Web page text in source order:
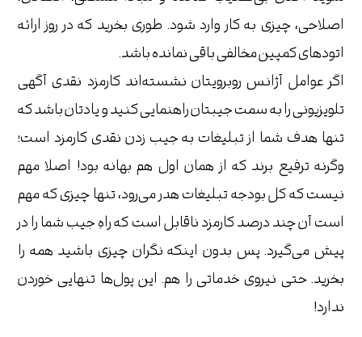
اصلاحی، چیزی به کار وارد شود. طوری بخرید که در روز ارائه
اتودهای کمپین مخالفی باقی نمانده باشد.
اگر عوامل آژانس روبرویتان نشسته‌اند کارمزد نقدی آگهی
تلویزیونی را به سمت جیبتان راهنمایی کنید و یادتان باشد که
تنها هدف شما از تبلیغات به جیب زدن نقدی کارمزد است؛
وگرنه ترفیع برند که از همان اول هم بهانه بود! اصلا مهم
نیست که کل بودجه تبلیغات هدر می‌رود، تنها چیزی که مهم
است آن چند درصد کارمزد ناقابل است که راهِ جیب شما را در
پیش می‌گیرد. پس بدون اینکه نگران چیزی باشید همه را
بخرید. حتی نیروی خدماتی را هم. این پول‌ها تنهایی خوردن
ندارد!